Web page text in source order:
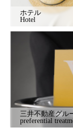
ホテル
Hotel
三井不動産グル
preferential